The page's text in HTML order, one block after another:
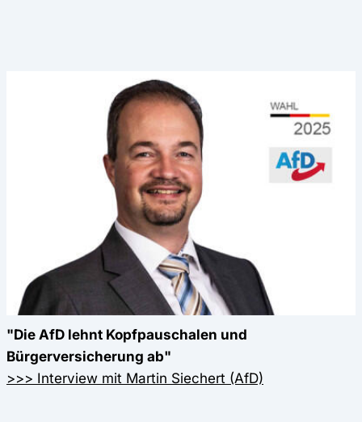
"Die AfD lehnt Kopfpauschalen und
Bürgerversicherung ab"
>>> Interview mit Martin Siechert (AfD)